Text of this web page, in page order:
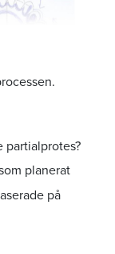
partialprotes?
planerat
på